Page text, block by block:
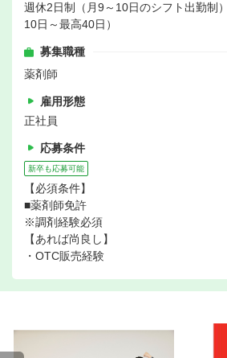
週休2日制（月9～10日のシフト出勤制
10日～最高40日）
募集職種
薬剤師
雇用形態
正社員
応募条件
新卒も応募可能
【必須条件】
■薬剤師免許
※調剤経験必須
【あれば尚良し】
・OTC販売経験